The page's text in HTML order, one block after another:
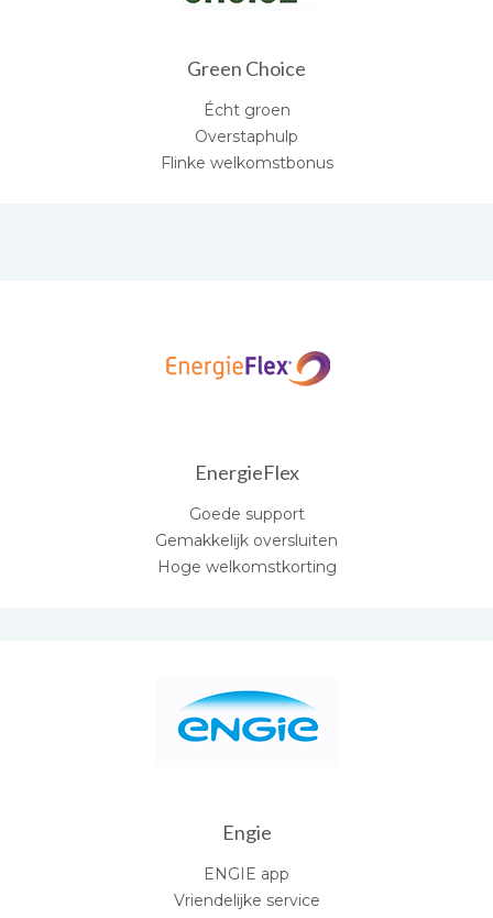
Green Choice
Écht groen
Overstaphulp
Flinke welkomstbonus
EnergieFlex
Goede support
Gemakkelijk oversluiten
Hoge welkomstkorting
Engie
ENGIE app
Vriendelijke service